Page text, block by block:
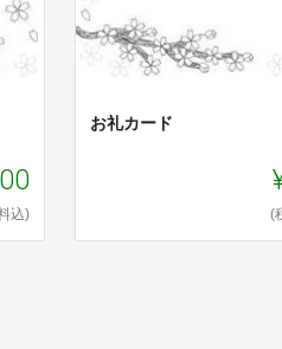
込)
お礼カード
(